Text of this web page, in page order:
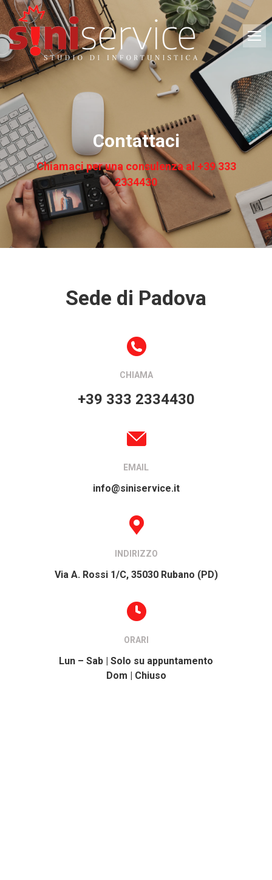
Contattaci
Chiamaci per una consulenza al +39 333
2334430
Sede di Padova
CHIAMA
+39 333 2334430
EMAIL
info@siniservice.it
INDIRIZZO
Via A. Rossi 1/C, 35030 Rubano (PD)
ORARI
Lun – Sab | Solo su appuntamento
Dom | Chiuso